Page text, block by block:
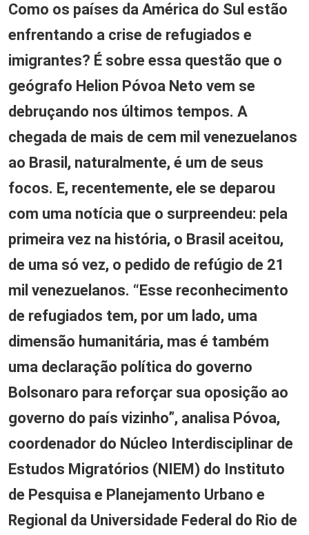
Como os países da América do Sul estão
enfrentando a crise de refugiados e
imigrantes? É sobre essa questão que o
geógrafo Helion Póvoa Neto vem se
debruçando nos últimos tempos. A
chegada de mais de cem mil venezuelanos
ao Brasil, naturalmente, é um de seus
focos. E, recentemente, ele se deparou
com uma notícia que o surpreendeu: pela
primeira vez na história, o Brasil aceitou,
de uma só vez, o pedido de refúgio de 21
mil venezuelanos. “Esse reconhecimento
de refugiados tem, por um lado, uma
dimensão humanitária, mas é também
uma declaração política do governo
Bolsonaro para reforçar sua oposição ao
governo do país vizinho”, analisa Póvoa,
coordenador do Núcleo Interdisciplinar de
Estudos Migratórios (NIEM) do Instituto
de Pesquisa e Planejamento Urbano e
Regional da Universidade Federal do Rio de